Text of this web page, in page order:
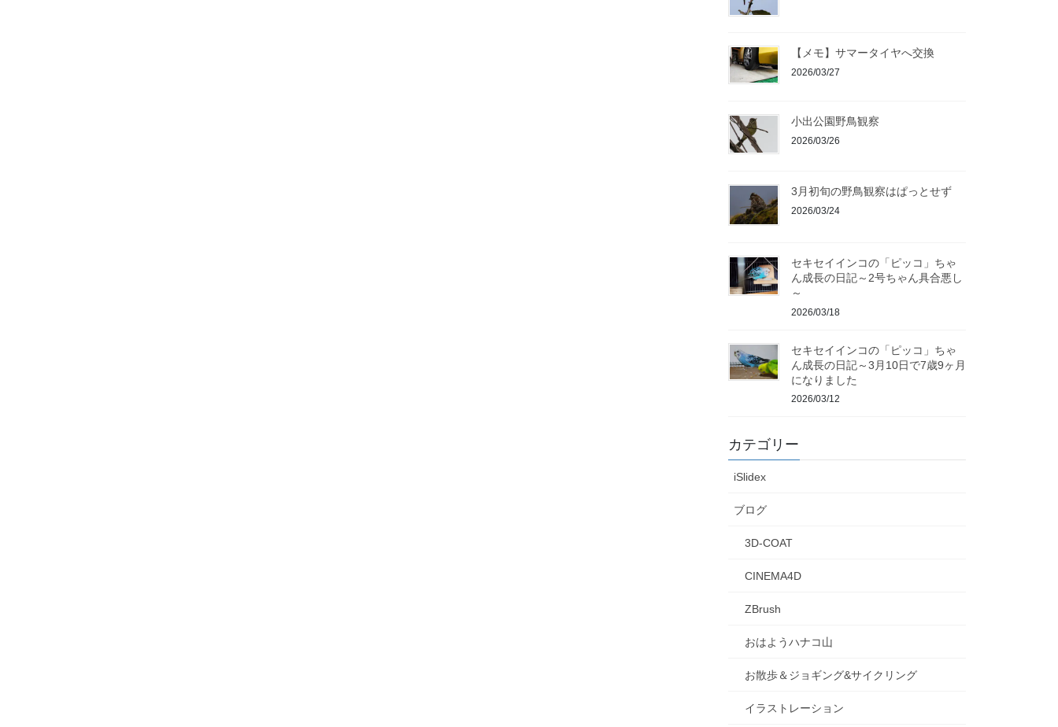
【メモ】サマータイヤへ交換
2026/03/27
小出公園野鳥観察
2026/03/26
3月初旬の野鳥観察はぱっとせず
2026/03/24
セキセイインコの「ピッコ」ちゃ
ん成長の日記～2号ちゃん具合悪し
～
2026/03/18
セキセイインコの「ピッコ」ちゃ
ん成長の日記～3月10日で7歳9ヶ月
になりました
2026/03/12
カテゴリー
iSlidex
ブログ
3D-COAT
CINEMA4D
ZBrush
おはようハナコ山
お散歩＆ジョギング&サイクリング
イラストレーション